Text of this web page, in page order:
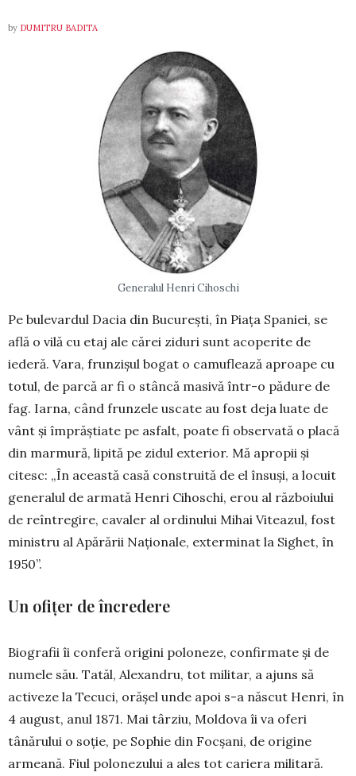
by DUMITRU BADITA
Generalul Henri Ci­hoschi
Pe bulevardul Dacia din București, în Pia­ța Spaniei, se
află o vilă cu etaj ale cărei ziduri sunt acoperite de
iederă. Vara, frunzișul bogat o camuflează aproape cu
to­tul, de parcă ar fi o stâncă masivă într-o pă­dure de
fag. Iar­na, când frunzele us­ca­te au fost deja luate de
vânt și împrăș­tiate pe asfalt, poate fi observată o pla­că
din marmură, lipită pe zidul ex­terior. Mă apropii și
citesc: „În aceas­tă casă construită de el în­suși, a locuit
generalul de armată Henri Ci­hoschi, erou al războiului
de reîn­tre­gi­re, cavaler al ordinului Mihai Vitea­zul, fost
ministru al Apă­rării Na­ționale, exterminat la Sighet, în
1950”.
Un ofițer de încredere
Biografii îi conferă origini poloneze, confirmate și de
numele său. Tatăl, Alexandru, tot militar, a ajuns să
activeze la Tecuci, orășel unde apoi s-a năs­cut Henri, în
4 august, anul 1871. Mai târziu, Moldova îi va oferi
tânărului o soție, pe Sophie din Foc­șani, de origine
armeană. Fiul polonezului a ales tot cariera militară.